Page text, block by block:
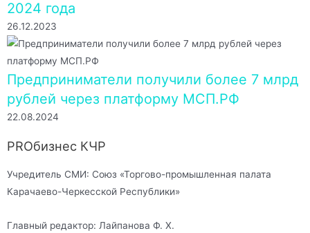
2024 года
26.12.2023
Предприниматели получили более 7 млрд
рублей через платформу МСП.РФ
22.08.2024
PROбизнес КЧР
Учредитель СМИ: Союз «Торгово-промышленная палата
Карачаево-Черкесской Республики»
Главный редактор: Лайпанова Ф. Х.